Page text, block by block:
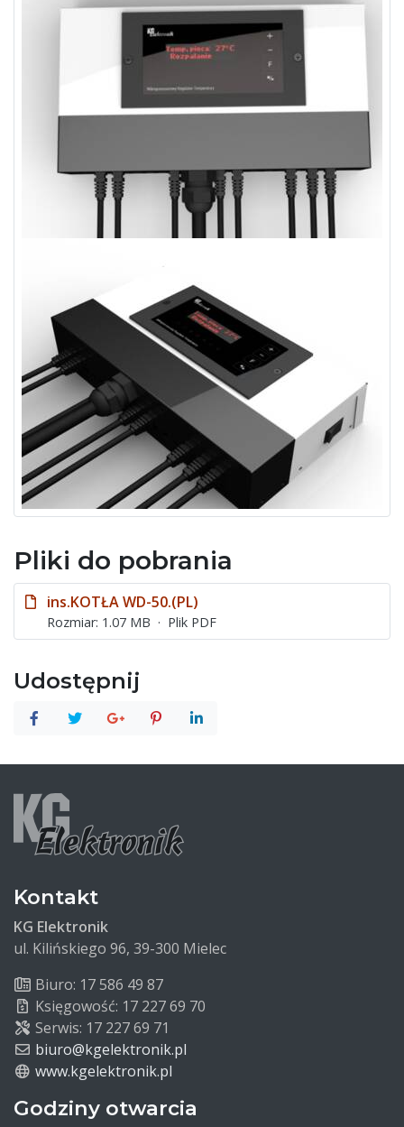
Pliki do pobrania
ins.KOTŁA WD-50.(PL)
Rozmiar: 1.07 MB Plik PDF
Udostępnij
Kontakt
KG Elektronik
ul. Kilińskiego 96, 39-300 Mielec
Biuro: 17 586 49 87
Księgowość: 17 227 69 70
Serwis: 17 227 69 71
biuro@kgelektronik.pl
www.kgelektronik.pl
Godziny otwarcia